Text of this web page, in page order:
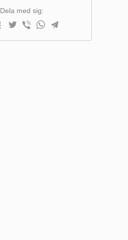
Dela med sig: